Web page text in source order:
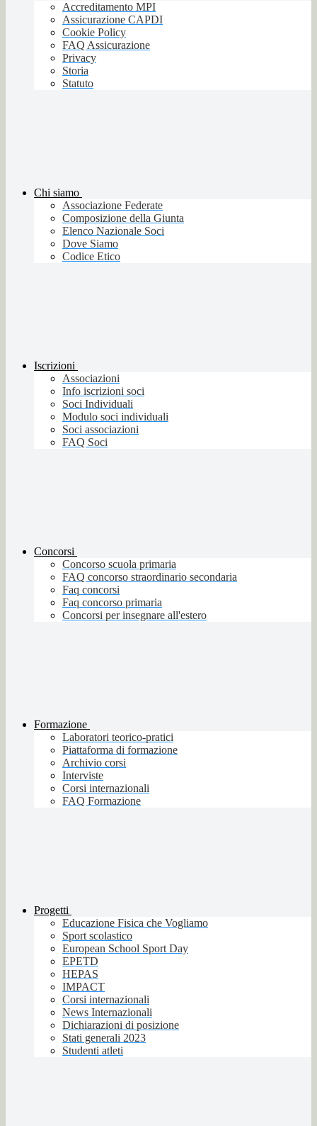
Accreditamento MPI
Assicurazione CAPDI
Cookie Policy
FAQ Assicurazione
Privacy
Storia
Statuto
Chi siamo
Associazione Federate
Composizione della Giunta
Elenco Nazionale Soci
Dove Siamo
Codice Etico
Iscrizioni
Associazioni
Info iscrizioni soci
Soci Individuali
Modulo soci individuali
Soci associazioni
FAQ Soci
Concorsi
Concorso scuola primaria
FAQ concorso straordinario secondaria
Faq concorsi
Faq concorso primaria
Concorsi per insegnare all'estero
Formazione
Laboratori teorico-pratici
Piattaforma di formazione
Archivio corsi
Interviste
Corsi internazionali
FAQ Formazione
Progetti
Educazione Fisica che Vogliamo
Sport scolastico
European School Sport Day
EPETD
HEPAS
IMPACT
Corsi internazionali
News Internazionali
Dichiarazioni di posizione
Stati generali 2023
Studenti atleti